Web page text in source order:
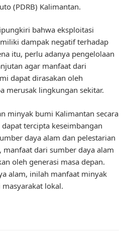
(PDRB) Kalimantan.
bahwa eksploitasi
dampak negatif terhadap
itu, perlu adanya pengelolaan
agar manfaat dari
dapat dirasakan oleh
merusak lingkungan sekitar.
minyak bumi Kalimantan secara
tercipta keseimbangan
daya alam dan pelestarian
manfaat dari sumber daya alam
oleh generasi masa depan.
alam, inilah manfaat minyak
lokal.